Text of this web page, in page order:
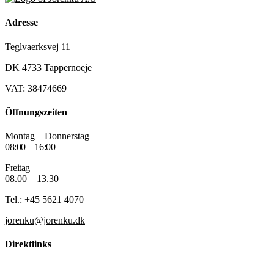
Adresse
Teglvaerksvej 11
DK 4733 Tappernoeje
VAT: 38474669
Öffnungszeiten
Montag – Donnerstag
08:00 – 16:00
Freitag
08.00 – 13.30
Tel.: +45 5621 4070
jorenku@jorenku.dk
Direktlinks